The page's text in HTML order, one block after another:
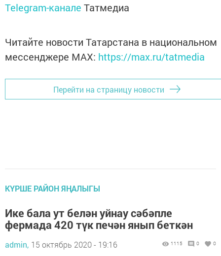
Telegram-канале Татмедиа
Читайте новости Татарстана в национальном
мессенджере MАХ: https://max.ru/tatmedia
Перейти на страницу новости
КҮРШЕ РАЙОН ЯҢАЛЫГЫ
Ике бала ут белән уйнау сәбәпле
фермада 420 түк печән янып беткән
admin, 15 октябрь 2020 - 19:16 1115 0 0